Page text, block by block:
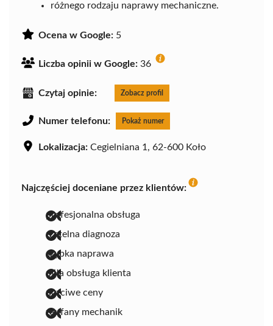
różnego rodzaju naprawy mechaniczne.
Ocena w Google: 5
Liczba opinii w Google: 36
Czytaj opinie: Zobacz profil
Numer telefonu: Pokaż numer
Lokalizacja: Cegielniana 1, 62-600 Koło
Najczęściej doceniane przez klientów:
profesjonalna obsługa
rzetelna diagnoza
szybka naprawa
miła obsługa klienta
uczciwe ceny
zaufany mechanik